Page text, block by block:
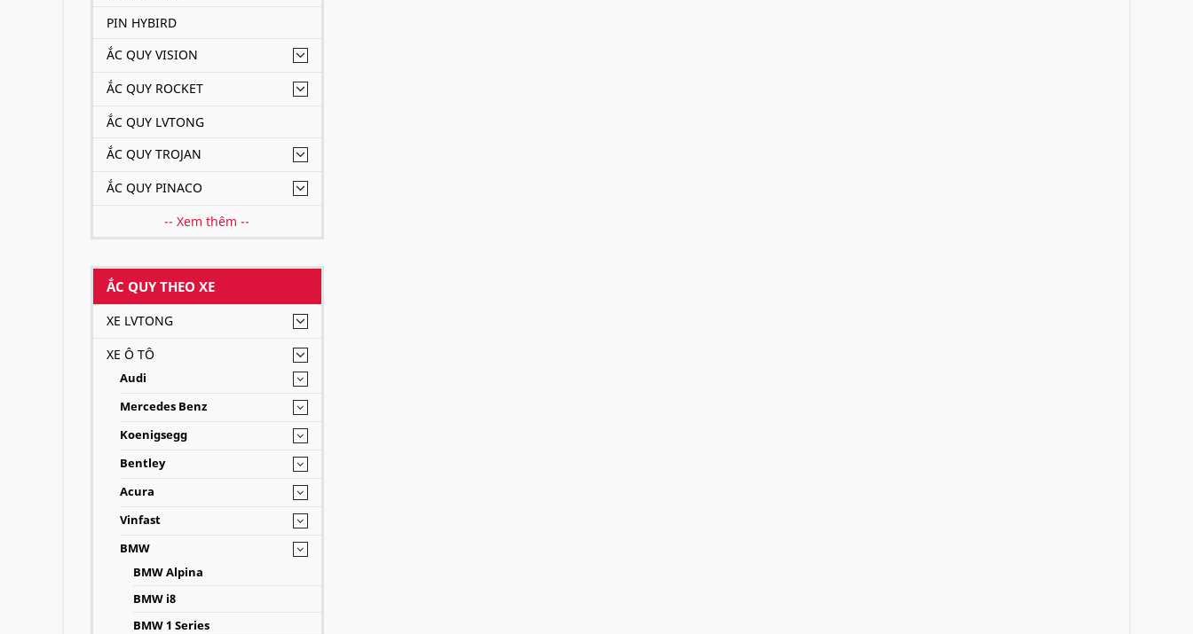
PIN HYBIRD
ẮC QUY VISION
ẮC QUY ROCKET
ẮC QUY LVTONG
ẮC QUY TROJAN
ẮC QUY PINACO
-- Xem thêm --
ẮC QUY THEO XE
XE LVTONG
XE Ô TÔ
Audi
Mercedes Benz
Koenigsegg
Bentley
Acura
Vinfast
BMW
BMW Alpina
BMW i8
BMW 1 Series